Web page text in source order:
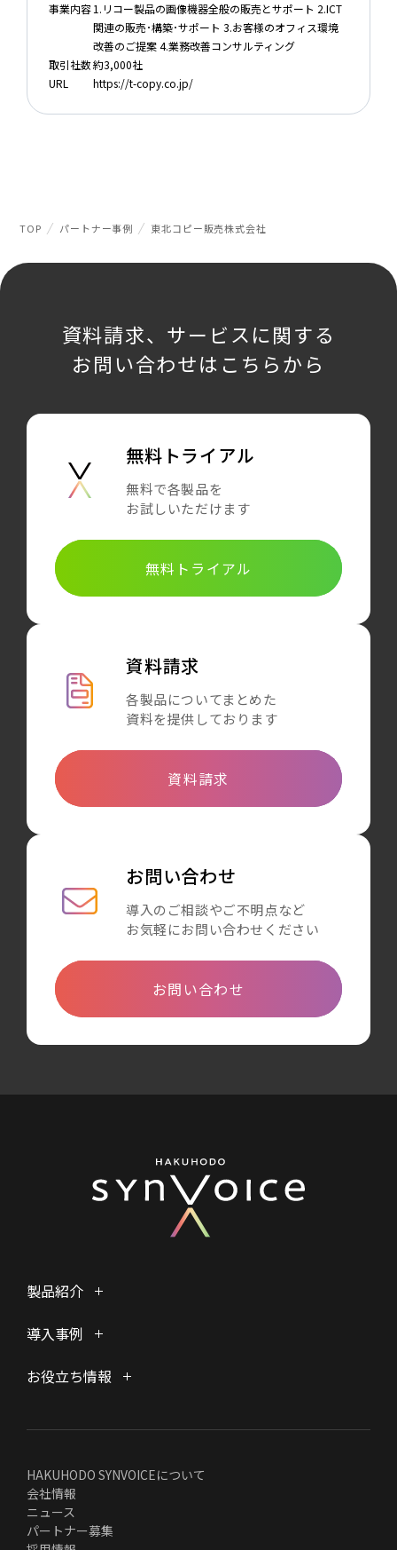
事業内容1.リコー製品の画像機器全般の販売とサポート 2.ICT
関連の販売･構築･サポート 3.お客様のオフィス環境
改善のご提案 4.業務改善コンサルティング
取引社数約3,000社
URL
https://t-copy.co.jp/
TOP パートナー事例 東北コピー販売株式会社
資料請求、サービスに関する
お問い合わせはこちらから
無料トライアル
無料で各製品を
お試しいただけます
無料トライアル
資料請求
各製品についてまとめた
資料を提供しております
資料請求
お問い合わせ
導入のご相談やご不明点など
お気軽にお問い合わせください
お問い合わせ
製品紹介
導入事例
お役立ち情報
HAKUHODO SYNVOICEについて
会社情報
ニュース
パートナー募集